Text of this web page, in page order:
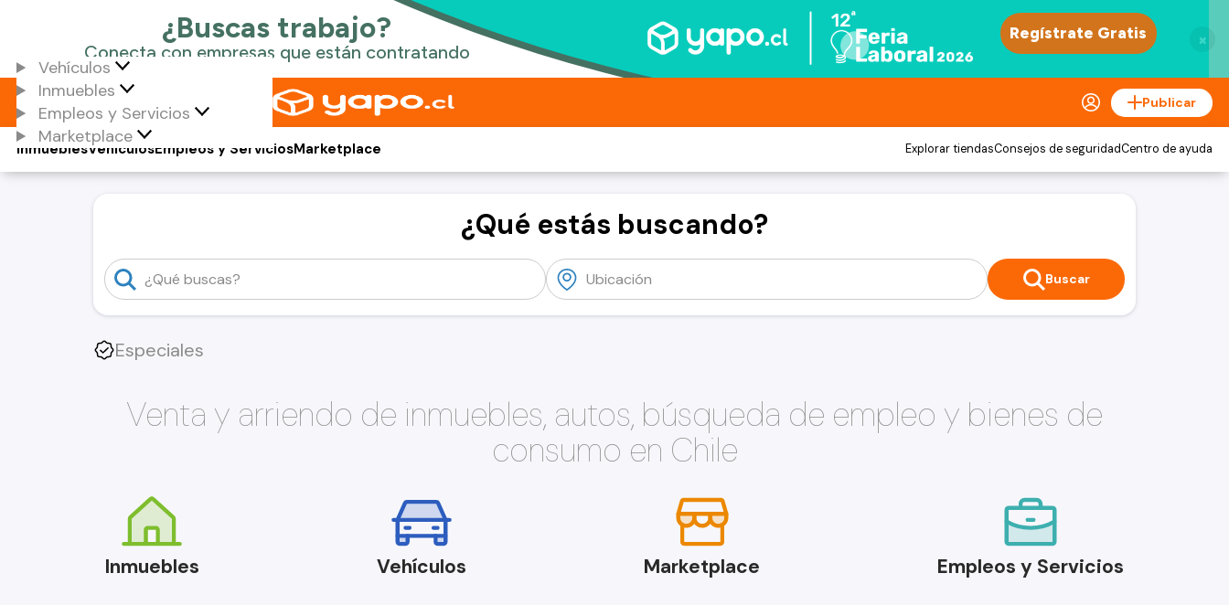
×
Vehículos
Inmuebles
Empleos y Servicios
Marketplace
Publicar
Vehículos
Inmuebles Empleos y ServiciosMarketplace Explorar tiendasConsejos de seguridadCentro de ayuda
¿Qué estás buscando?
Buscar
Especiales
Venta y arriendo de inmuebles, autos, búsqueda de empleo y bienes de
consumo en Chile
Inmuebles Vehículos Marketplace Empleos y Servicios